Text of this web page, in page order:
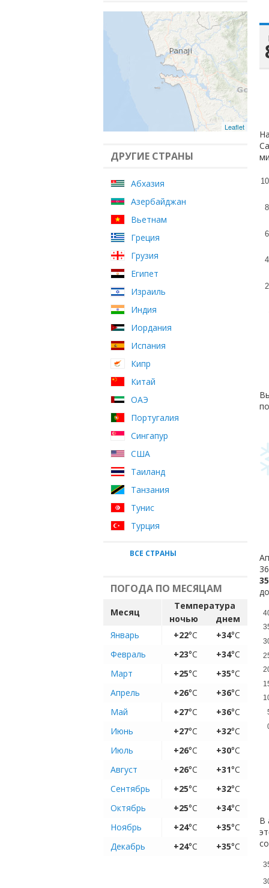
Leaflet
ДРУГИЕ СТРАНЫ
Абхазия
Азербайджан
Вьетнам
Греция
Грузия
Египет
Израиль
Индия
Иордания
Испания
Кипр
Китай
ОАЭ
Португалия
Сингапур
США
Таиланд
Танзания
Тунис
Турция
ВСЕ СТРАНЫ
ПОГОДА ПО МЕСЯЦАМ
Месяц
Температура
ночью
днем
Январь
+22°C +34°C
Февраль
+23°C +34°C
Март
+25°C +35°C
Апрель
+26°C +36°C
Май
+27°C +36°C
Июнь
+27°C +32°C
Июль
+26°C +30°C
Август
+26°C +31°C
Сентябрь
+25°C +32°C
Октябрь
+25°C +34°C
Ноябрь
+24°C +35°C
Декабрь
+24°C +35°C
В